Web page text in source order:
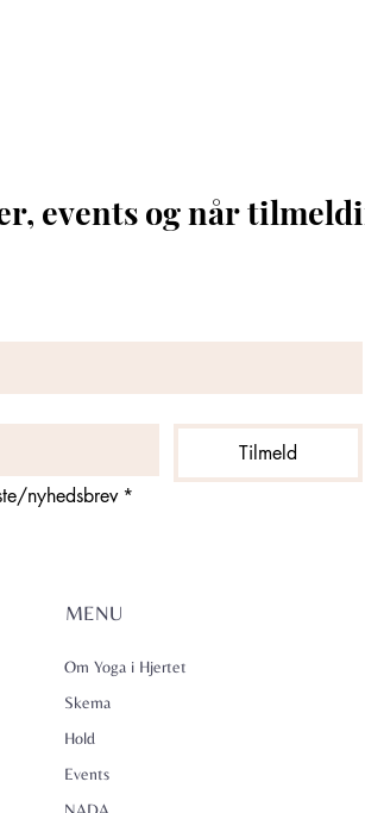
events og når
Tilmeld
nyhedsbrev *
MENU
Om Yoga i Hjertet
Skema
Hold
Events